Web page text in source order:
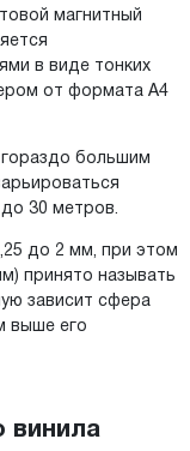
магнитный
в виде тонких
от формата А4
большим
30 метров.
до 2 мм, при этом
принято называть
зависит сфера
выше его
винила